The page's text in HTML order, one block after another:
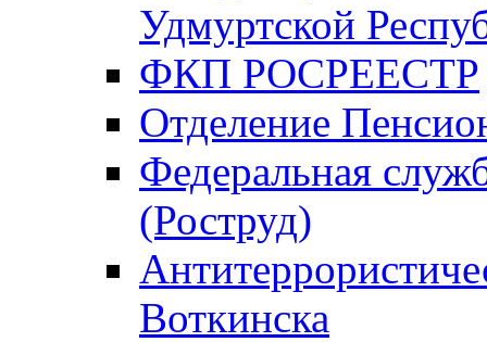
Удмуртской
ФКП РОСРЕЕСТР
Отделение
Федеральная
(Роструд)
Воткинска